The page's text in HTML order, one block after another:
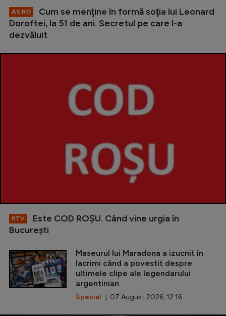
AS.RO
Cum se menţine în formă soţia lui Leonard
Doroftei, la 51 de ani. Secretul pe care l-a
dezvăluit
RTV
Este COD ROŞU. Când vine urgia în
Bucureşti
Maseurul lui Maradona a izucnit în
lacrimi când a povestit despre
ultimele clipe ale legendarului
argentinian
Special | 07 August 2026, 12:16